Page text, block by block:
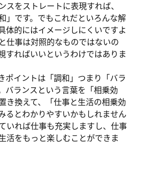
スをストレートに表現すれば、
」です。でもこれだといろんな解
体的にはイメージしにくいですよ
仕事は対照的なものではないの
すればいいというわけではありま
ポイントは「調和」つまり「バラ
バランスという言葉を「相乗効
き換えて、「仕事と生活の相乗効
るとわかりやすいかもしれません
いれば仕事も充実しますし、仕事
活をもっと楽しむことができま